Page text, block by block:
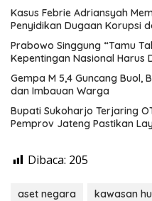
Kasus Febrie Adriansyah
Penyidikan Dugaan Korupsi
Prabowo Singgung “Tamu
Kepentingan Nasional Harus
Gempa M 5,4 Guncang Buol,
dan Imbauan Warga
Bupati Sukoharjo Terjaring
Pemprov Jateng Pastikan
Dibaca: 205
aset negara kawasan